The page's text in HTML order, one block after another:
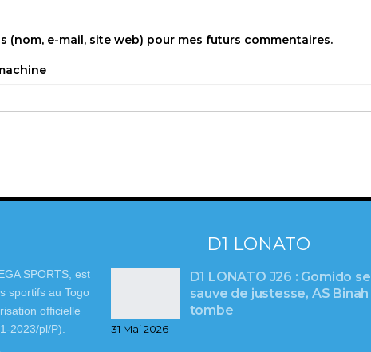
(nom, e-mail, site web) pour mes futurs commentaires.
SPORTS, est
sportifs au Togo
officielle
2023/pl/P).
D1 LONATO
D1 LONATO J26 : Gomido se
sauve de justesse, AS Binah
tombe
31 Mai 2026